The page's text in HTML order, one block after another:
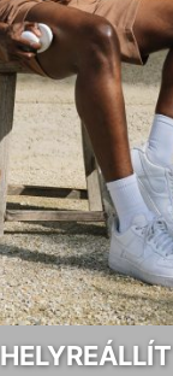
HELYREÁLLÍT